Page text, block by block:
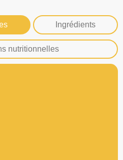
Ingrédients
nutritionnelles